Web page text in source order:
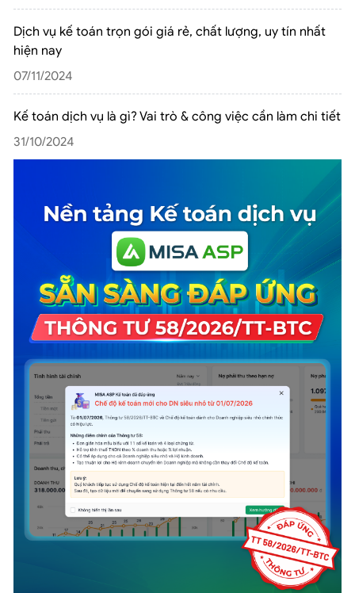
Dịch vụ kế toán trọn gói giá rẻ, chất lượng, uy tín nhất
hiện nay
07/11/2024
Kế toán dịch vụ là gì? Vai trò & công việc cần làm chi tiết
31/10/2024